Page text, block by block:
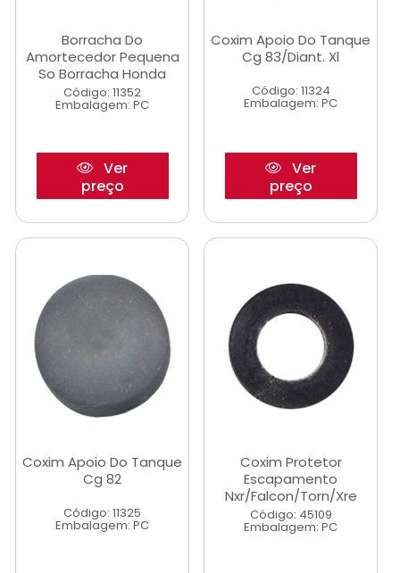
Borracha Do
Amortecedor Pequena
So Borracha Honda
Código: 11352
Embalagem: PC
Ver
preço
Coxim Apoio Do Tanque
Cg 83/Diant. Xl
Código: 11324
Embalagem: PC
Ver
preço
Coxim Apoio Do Tanque
Cg 82
Código: 11325
Embalagem: PC
Coxim Protetor
Escapamento
Nxr/Falcon/Torn/Xre
Código: 45109
Embalagem: PC